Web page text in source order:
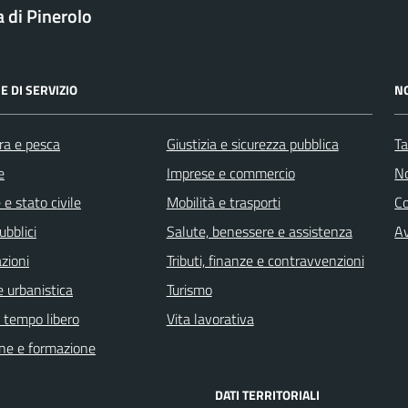
di Pinerolo
DI SERVIZIO
e pesca
e stato civile
urbanistica
libero
e formazione
Giustizia e sicurezza pubblica
Imprese e commercio
Mobilità e trasporti
Salute, benessere e assistenza
Tributi, finanze e contravvenzioni
Turismo
Vita lavorativa
DATI TERRITORIALI